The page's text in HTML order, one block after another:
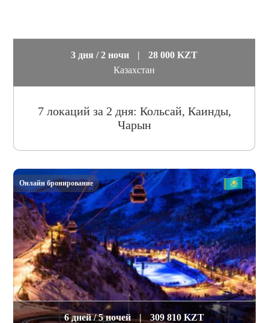
3 дня / 2 ночи |
28 000 KZT
Казахстан
7 локаций за 2 дня: Кольсай, Каинды,
Чарын
6 дней / 5 ночей |
309 810 KZT
Онлайн бронирование